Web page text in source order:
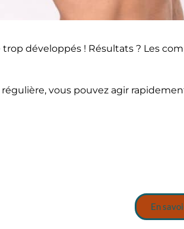
développés ! Résultats ? Les
vous pouvez agir
En